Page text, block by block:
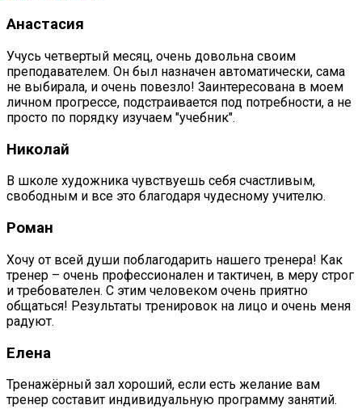
Анастасия
Учусь четвертый месяц, очень довольна своим
преподавателем. Он был назначен автоматически, сама
не выбирала, и очень повезло! Заинтересована в моем
личном прогрессе, подстраивается под потребности, а не
просто по порядку изучаем "учебник".
Николай
В школе художника чувствуешь себя счастливым,
свободным и все это благодаря чудесному учителю.
Роман
Хочу от всей души поблагодарить нашего тренера! Как
тренер – очень профессионален и тактичен, в меру строг
и требователен. С этим человеком очень приятно
общаться! Результаты тренировок на лицо и очень меня
радуют.
Елена
Тренажёрный зал хороший, если есть желание вам
тренер составит индивидуальную программу занятий.